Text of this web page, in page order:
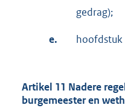
gedrag);
e. hoofdstuk
Artikel 11 Nadere
burgemeester en